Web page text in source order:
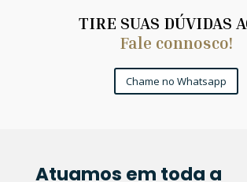
TIRE SUAS DÚVIDAS
Fale connosco!
Chame no Whatsapp
Atuamos em toda a